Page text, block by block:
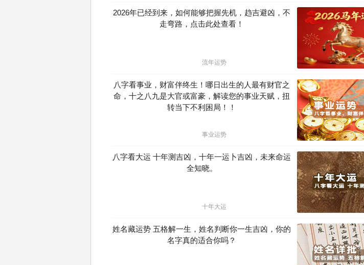
2026年已经到来，如何能够把握先机，趋吉避凶，不
走弯路，点击此处查看！
流年运势
八字看事业，财富伴终生！哪日出生的人最有财官之
命，十之八九是大官或富豪，解读您的事业天赋，扭
转当下不利困局！！
事业运势
八字看大运 十年测吉凶，十年一运卜吉凶，未来命运
全知晓。
十年大运
姓名藏运势 五格解一生，姓名判断你一生吉凶，你的
名字真的适合你吗？